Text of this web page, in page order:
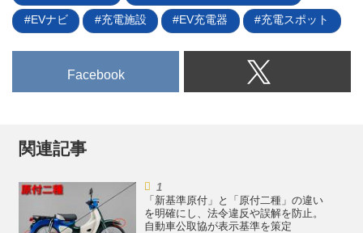
く、機能面でも様々なアップデー
トが実施されていることがわかっ
状況をレポートする。
EVナビ 充電施設 EV充電器 充電スポット
Facebook
関連記事
「新基準原付」と「原付二種」の違い
を明確にし、法令違反や誤解を防止。
自動車公取協が表示基準を策定